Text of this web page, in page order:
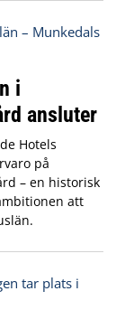
i
ansluter
Hotels
på
– en historisk
att